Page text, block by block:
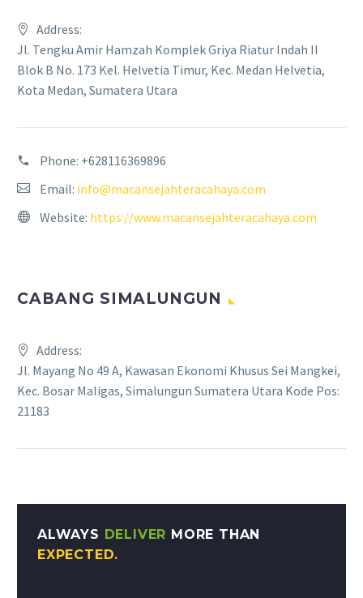
Address:
Jl. Tengku Amir Hamzah Komplek Griya Riatur Indah II
Blok B No. 173 Kel. Helvetia Timur, Kec. Medan Helvetia,
Kota Medan, Sumatera Utara
Phone: +628116369896
Email: info@macansejahteracahaya.com
Website: https://www.macansejahteracahaya.com
CABANG SIMALUNGUN
Address:
Jl. Mayang No 49 A, Kawasan Ekonomi Khusus Sei Mangkei,
Kec. Bosar Maligas, Simalungun Sumatera Utara Kode Pos:
21183
ALWAYS DELIVER MORE THAN
EXPECTED.